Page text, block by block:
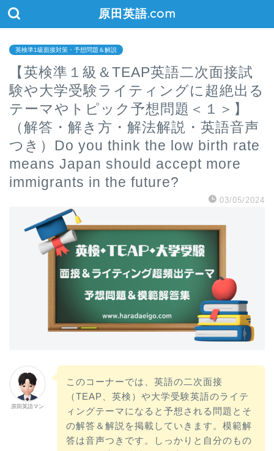
原田英語.com
英検準1級面接対策・予想問題＆解説
【英検準１級＆TEAP英語二次面接試
験や大学受験ライティングに超絶出る
テーマやトピック予想問題＜１＞】
（解答・解き方・解法解説・英語音声
つき）Do you think the low birth rate
means Japan should accept more
immigrants in the future?
03/05/2024
原田英語マン
このコーナーでは、英語の二次面接
（TEAP、英検）や大学受験英語のライテ
ィングテーマになると予想される問題とそ
の解答＆解説を掲載していきます。模範解
答は音声つきです。しっかりと自分のもの